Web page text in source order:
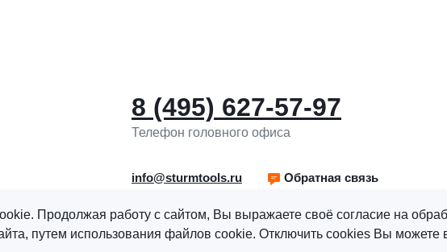
8 (495) 627-57-97
Телефон головного офиса
info@sturmtools.ru Обратная связь
Продолжая работу с сайтом, Вы выражаете своё согласие на
путем использования файлов cookie. Отключить cookies Вы можете